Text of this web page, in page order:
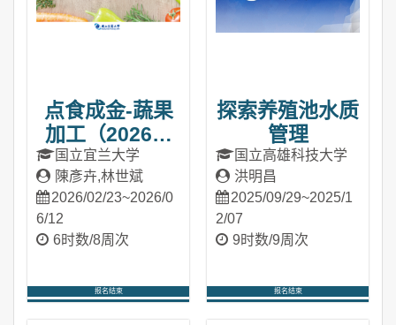
点食成金-蔬果
加工（2026春
季班）
国立宜兰大学
陳彥卉,林世斌
2026/02/23~2026/0
6/12
6时数/8周次
报名结束
探索养殖池水质
管理
国立高雄科技大学
洪明昌
2025/09/29~2025/1
2/07
9时数/9周次
报名结束